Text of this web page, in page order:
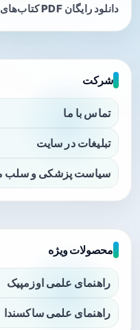
دانلود رایگان PDF کتاب‌های پزشکی.
شرکت
تماس با ما
تبلیغات در سایت
سیاست پزشکی و سلب
محصولات ویژه
راهنمای علمی اوزمپیک
راهنمای علمی ساکسندا